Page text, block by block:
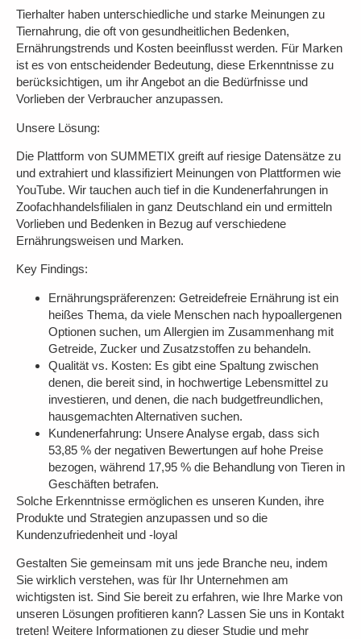
Tierhalter haben unterschiedliche und starke Meinungen zu
Tiernahrung, die oft von gesundheitlichen Bedenken,
Ernährungstrends und Kosten beeinflusst werden. Für Marken
ist es von entscheidender Bedeutung, diese Erkenntnisse zu
berücksichtigen, um ihr Angebot an die Bedürfnisse und
Vorlieben der Verbraucher anzupassen.
Unsere Lösung:
Die Plattform von SUMMETIX greift auf riesige Datensätze zu
und extrahiert und klassifiziert Meinungen von Plattformen wie
YouTube. Wir tauchen auch tief in die Kundenerfahrungen in
Zoofachhandelsfilialen in ganz Deutschland ein und ermitteln
Vorlieben und Bedenken in Bezug auf verschiedene
Ernährungsweisen und Marken.
Key Findings:
Ernährungspräferenzen: Getreidefreie Ernährung ist ein
heißes Thema, da viele Menschen nach hypoallergenen
Optionen suchen, um Allergien im Zusammenhang mit
Getreide, Zucker und Zusatzstoffen zu behandeln.
Qualität vs. Kosten: Es gibt eine Spaltung zwischen
denen, die bereit sind, in hochwertige Lebensmittel zu
investieren, und denen, die nach budgetfreundlichen,
hausgemachten Alternativen suchen.
Kundenerfahrung: Unsere Analyse ergab, dass sich
53,85 % der negativen Bewertungen auf hohe Preise
bezogen, während 17,95 % die Behandlung von Tieren in
Geschäften betrafen.
Solche Erkenntnisse ermöglichen es unseren Kunden, ihre
Produkte und Strategien anzupassen und so die
Kundenzufriedenheit und -loyal
Gestalten Sie gemeinsam mit uns jede Branche neu, indem
Sie wirklich verstehen, was für Ihr Unternehmen am
wichtigsten ist. Sind Sie bereit zu erfahren, wie Ihre Marke von
unseren Lösungen profitieren kann? Lassen Sie uns in Kontakt
treten! Weitere Informationen zu dieser Studie und mehr